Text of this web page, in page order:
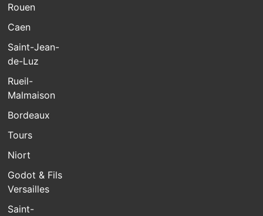
Rouen
Caen
Saint-Jean-
de-Luz
Rueil-
Malmaison
Bordeaux
Tours
Niort
Godot & Fils
Versailles
Saint-